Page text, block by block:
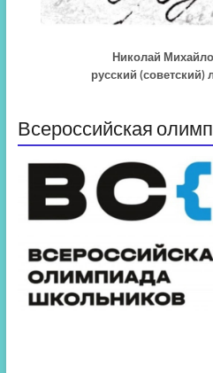
Николай
русский (советский)
Всероссийская